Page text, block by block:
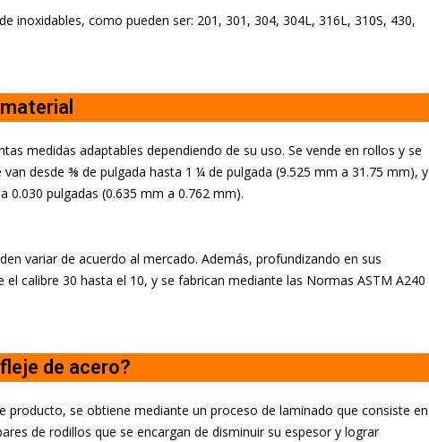
inoxidables, como pueden ser: 201, 301, 304, 304L, 316L, 310S, 430,
medidas adaptables dependiendo de su uso. Se vende en rollos y se
desde ⅜ de pulgada hasta 1 ¼ de pulgada (9.525 mm a 31.75 mm), y
0.030 pulgadas (0.635 mm a 0.762 mm).
variar de acuerdo al mercado. Además, profundizando en sus
el calibre 30 hasta el 10, y se fabrican mediante las Normas ASTM A240
de acero?
producto, se obtiene mediante un proceso de laminado que consiste en
de rodillos que se encargan de disminuir su espesor y lograr